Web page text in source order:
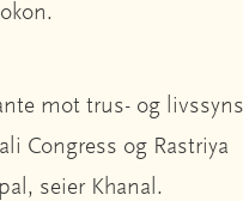
mot trus- og
Congress og Rastriya
seier Khanal.